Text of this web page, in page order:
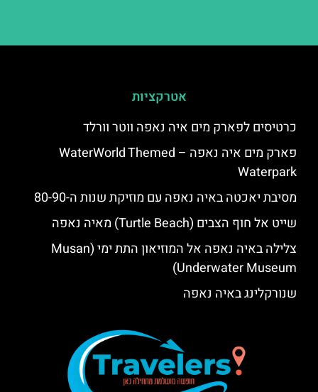
אטרקציות
כרטיסים לפארק מים איה נאפה ווטר וורלד
פארק מים איה נאפה – ‪‪WaterWorld Themed
Waterpark‬‬
מסיבת יאכטה באיה נאפה עם מוזיקת שנות ה-80-90
שייט אל חוף הצבים (Turtle Beach) מאיה נאפה
צלילה באיה נאפה אל המוזיאון התת ימי (Musan
Underwater Museum)
שנורקלינג באיה נאפה